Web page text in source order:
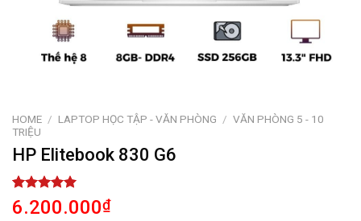
HOME / LAPTOP HỌC TẬP - VĂN PHÒNG / VĂN PHÒNG 5 - 10
TRIỆU
HP Elitebook 830 G6
Rated5.00
out of 5
1
6.200.000₫